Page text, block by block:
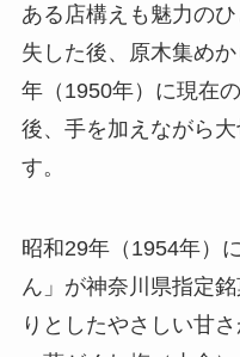
ある店構えも魅力の
失した後、原木集め
年（1950年）に現在
後、手を加えながら
す。
昭和29年（1954年）
ん」が神奈川県指定
りとしたやさしい甘さ